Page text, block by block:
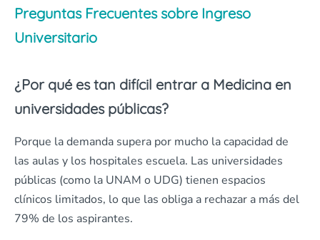
Preguntas Frecuentes sobre Ingreso
Universitario
¿Por qué es tan difícil entrar a Medicina en
universidades públicas?
Porque la demanda supera por mucho la capacidad de
las aulas y los hospitales escuela. Las universidades
públicas (como la UNAM o UDG) tienen espacios
clínicos limitados, lo que las obliga a rechazar a más del
79% de los aspirantes.